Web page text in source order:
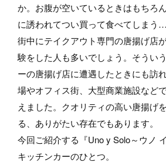
か。お腹が空いているときはもちろ
に誘われてつい買って食べてしまう…
街中にテイクアウト専門の唐揚げ店
験をした人も多いでしょう。そうい
ーの唐揚げ店に遭遇したときにも訪
場やオフィス街、大型商業施設など
えました。クオリティの高い唐揚げ
る、ありがたい存在でもあります。
今回ご紹介する『Uno y Solo～ウノ
キッチンカーのひとつ。